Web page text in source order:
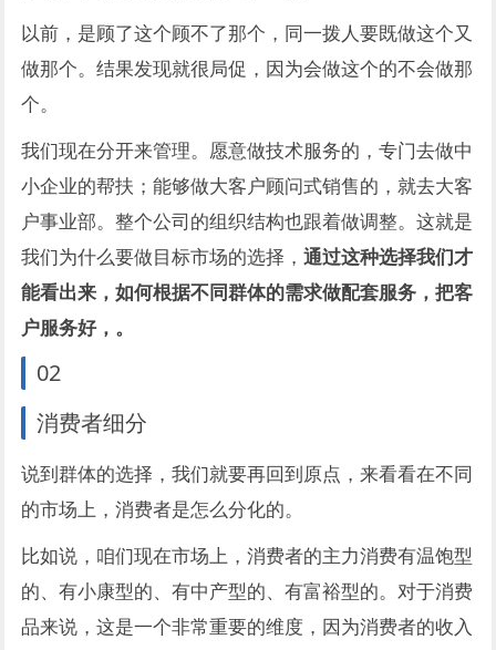
以前，是顾了这个顾不了那个，同一拨人要既做这个又
做那个。结果发现就很局促，因为会做这个的不会做那
个。
我们现在分开来管理。愿意做技术服务的，专门去做中
小企业的帮扶；能够做大客户顾问式销售的，就去大客
户事业部。整个公司的组织结构也跟着做调整。这就是
我们为什么要做目标市场的选择，通过这种选择我们才
能看出来，如何根据不同群体的需求做配套服务，把客
户服务好，。
02
消费者细分
说到群体的选择，我们就要再回到原点，来看看在不同
的市场上，消费者是怎么分化的。
比如说，咱们现在市场上，消费者的主力消费有温饱型
的、有小康型的、有中产型的、有富裕型的。对于消费
品来说，这是一个非常重要的维度，因为消费者的收入